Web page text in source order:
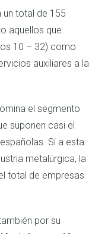
un total de 155
aquellos que
10 – 32) como
auxiliares a la
el segmento
suponen casi el
Si a esta
metalúrgica, la
total de empresas
por su